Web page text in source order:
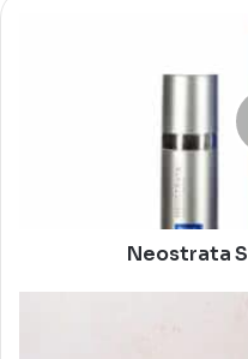
Neostrata